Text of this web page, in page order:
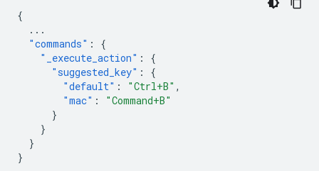
{
...
"commands" :
{
"_execute_action" :
{
"suggested_key" :
{
"default" : "Ctrl+B" ,
"mac" :
"Command+B"
}
}
}
}